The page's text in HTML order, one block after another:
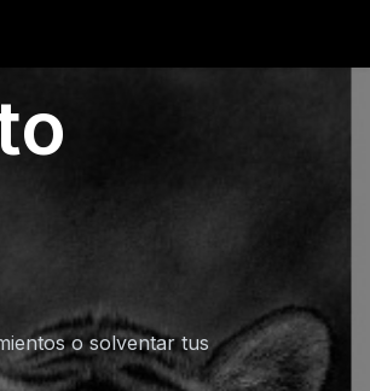
o solventar tus